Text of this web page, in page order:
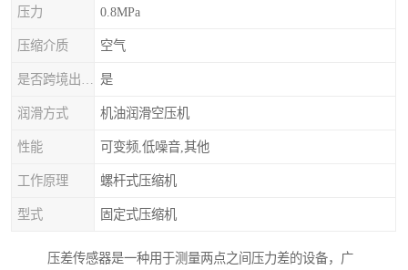
压力 0.8MPa
压缩介质 空气
是
润滑方式 机油润滑空压机
性能 可变频,低噪音,其他
工作原理 螺杆式压缩机
型式 固定式压缩机
压差传感器是一种用于测量两点之间压力差的设备，广